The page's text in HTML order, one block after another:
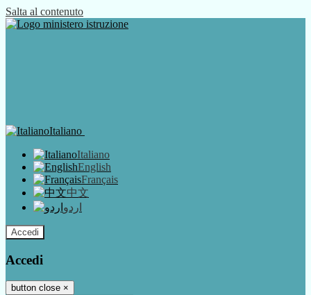
Salta al contenuto
Italiano
Italiano
English
Français
中文
اردو
Accedi
Accedi
button close ×